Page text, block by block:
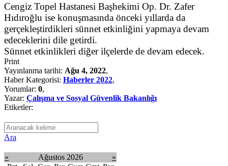
Cengiz Topel Hastanesi Başhekimi Op. Dr. Zafer
Hıdıroğlu ise konuşmasında önceki yıllarda da
gerçekleştirdikleri sünnet etkinliğini yapmaya devam
edeceklerini dile getirdi.
Sünnet etkinlikleri diğer ilçelerde de devam edecek.
Print
Yayınlanma tarihi: Ağu 4, 2022,
Haber Kategorisi: Haberler 2022,
Yorumlar: 0,
Yazar: Çalışma ve Sosyal Güvenlik Bakanlığı
Etiketler:
Ara
« Ağustos 2026
»